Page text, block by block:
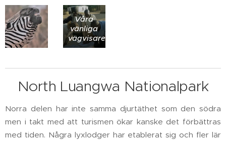
Våra
vänliga
vägvisare
North Luangwa Nationalpark
Norra delen har inte samma djurtäthet som den södra
men i takt med att turismen ökar kanske det förbättras
med tiden. Några lyxlodger har etablerat sig och fler lär